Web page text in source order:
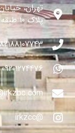
تهران،
پلاک ۱۰ طبقه چهارم
09201274476
@irkzcc